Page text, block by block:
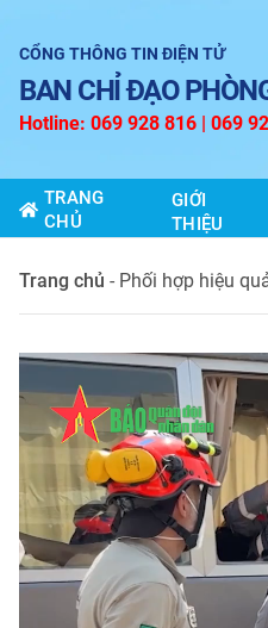
CỔNG THÔNG TIN ĐIỆN TỬ
BAN CHỈ ĐẠO
Hotline: 069 928 816 | 069
TRANG
CHỦ
GIỚI
THIỆU
Trang chủ - Phối hợp hiệu